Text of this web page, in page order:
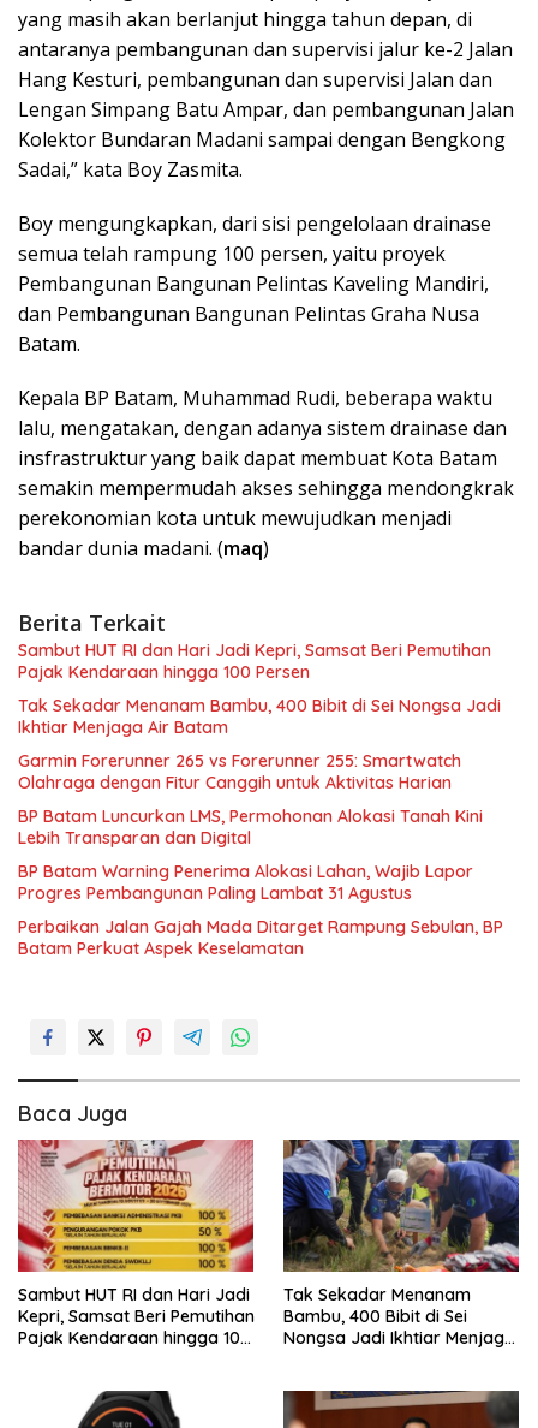
yang masih akan berlanjut hingga tahun depan, di
antaranya pembangunan dan supervisi jalur ke-2 Jalan
Hang Kesturi, pembangunan dan supervisi Jalan dan
Lengan Simpang Batu Ampar, dan pembangunan Jalan
Kolektor Bundaran Madani sampai dengan Bengkong
Sadai,” kata Boy Zasmita.
Boy mengungkapkan, dari sisi pengelolaan drainase
semua telah rampung 100 persen, yaitu proyek
Pembangunan Bangunan Pelintas Kaveling Mandiri,
dan Pembangunan Bangunan Pelintas Graha Nusa
Batam.
Kepala BP Batam, Muhammad Rudi, beberapa waktu
lalu, mengatakan, dengan adanya sistem drainase dan
insfrastruktur yang baik dapat membuat Kota Batam
semakin mempermudah akses sehingga mendongkrak
perekonomian kota untuk mewujudkan menjadi
bandar dunia madani. (maq)
Berita Terkait
Sambut HUT RI dan Hari Jadi Kepri, Samsat Beri Pemutihan
Pajak Kendaraan hingga 100 Persen
Tak Sekadar Menanam Bambu, 400 Bibit di Sei Nongsa Jadi
Ikhtiar Menjaga Air Batam
Garmin Forerunner 265 vs Forerunner 255: Smartwatch
Olahraga dengan Fitur Canggih untuk Aktivitas Harian
BP Batam Luncurkan LMS, Permohonan Alokasi Tanah Kini
Lebih Transparan dan Digital
BP Batam Warning Penerima Alokasi Lahan, Wajib Lapor
Progres Pembangunan Paling Lambat 31 Agustus
Perbaikan Jalan Gajah Mada Ditarget Rampung Sebulan, BP
Batam Perkuat Aspek Keselamatan
Baca Juga
Sambut HUT RI dan Hari Jadi
Kepri, Samsat Beri Pemutihan
Pajak Kendaraan hingga 100
Tak Sekadar Menanam
Bambu, 400 Bibit di Sei
Nongsa Jadi Ikhtiar Menjaga